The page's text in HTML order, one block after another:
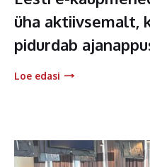
üha aktiivsemalt,
pidurdab
Loe edasi